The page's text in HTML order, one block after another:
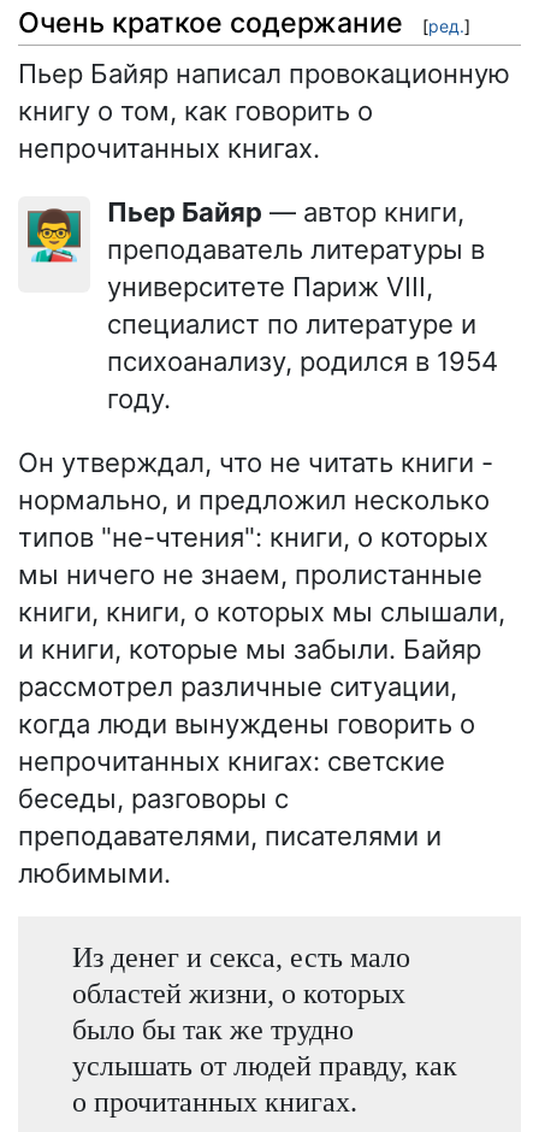
Очень краткое содержание [ред.]
Пьер Байяр написал провокационную
книгу о том, как говорить о
непрочитанных книгах.
👨‍🏫 Пьер Байяр — автор книги,
преподаватель литературы в
университете Париж VIII,
специалист по литературе и
психоанализу, родился в 1954
году.
Он утверждал, что не читать книги -
нормально, и предложил несколько
типов "не-чтения": книги, о которых
мы ничего не знаем, пролистанные
книги, книги, о которых мы слышали,
и книги, которые мы забыли. Байяр
рассмотрел различные ситуации,
когда люди вынуждены говорить о
непрочитанных книгах: светские
беседы, разговоры с
преподавателями, писателями и
любимыми.
Из денег и секса, есть мало
областей жизни, о которых
было бы так же трудно
услышать от людей правду, как
о прочитанных книгах.